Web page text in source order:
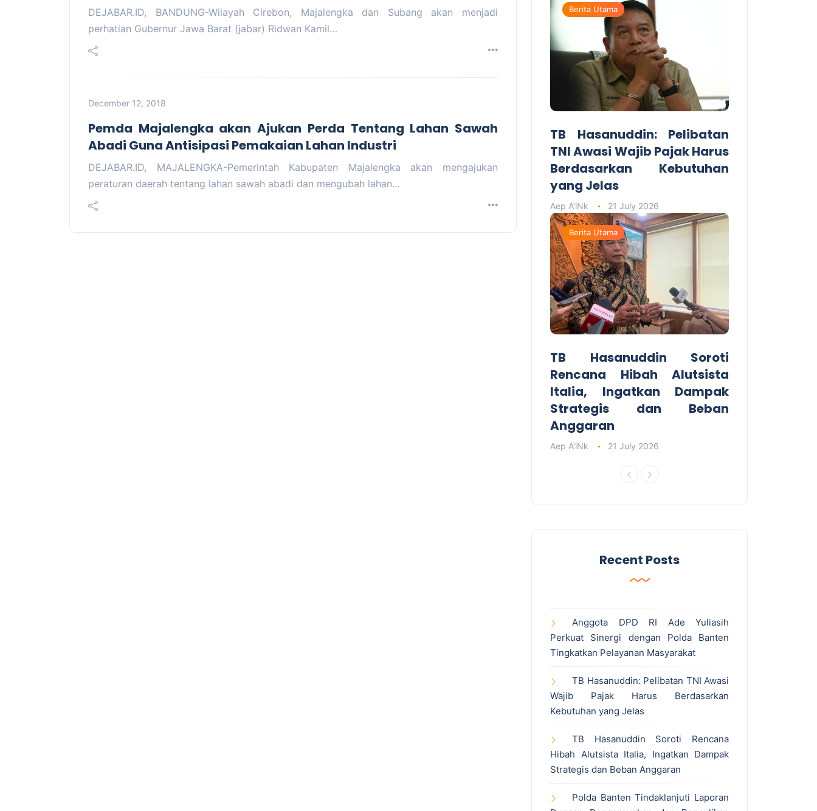
DEJABAR.ID, BANDUNG-Wilayah Cirebon, Majalengka dan Subang akan menjadi
perhatian Gubernur Jawa Barat (jabar) Ridwan Kamil…
December 12, 2018
Pemda Majalengka akan Ajukan Perda Tentang Lahan Sawah
Abadi Guna Antisipasi Pemakaian Lahan Industri
DEJABAR.ID, MAJALENGKA-Pemerintah Kabupaten Majalengka akan mengajukan
peraturan daerah tentang lahan sawah abadi dan mengubah lahan…
Berita Utama
TB Hasanuddin: Pelibatan
TNI Awasi Wajib Pajak Harus
Berdasarkan Kebutuhan
yang Jelas
Aep A'iNk 21 July 2026
Berita Utama
TB Hasanuddin Soroti
Rencana Hibah Alutsista
Italia, Ingatkan Dampak
Strategis dan Beban
Anggaran
Aep A'iNk 21 July 2026
Recent Posts
Anggota DPD RI Ade Yuliasih
Perkuat Sinergi dengan Polda Banten
Tingkatkan Pelayanan Masyarakat
TB Hasanuddin: Pelibatan TNI Awasi
Wajib Pajak Harus Berdasarkan
Kebutuhan yang Jelas
TB Hasanuddin Soroti Rencana
Hibah Alutsista Italia, Ingatkan Dampak
Strategis dan Beban Anggaran
Polda Banten Tindaklanjuti Laporan